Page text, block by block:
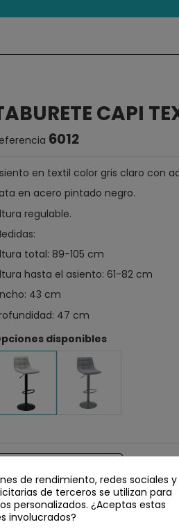
CAPI
6012
en textil color gris claro con
en acero pintado negro.
regulable.
total: 89-105 cm
hasta el asiento: 61-82 cm
43 cm
47 cm
disponibles
de rendimiento, redes sociales y
de terceros se utilizan para
personalizados. ¿Aceptas estas
involucrados?